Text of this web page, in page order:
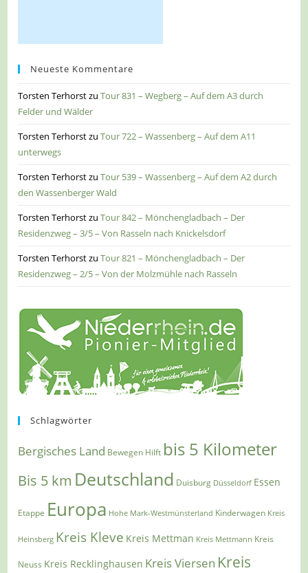
Neueste Kommentare
Torsten TerhorstzuTour 831 – Wegberg – Auf dem A3 durch
Felder und Wälder
Torsten TerhorstzuTour 722 – Wassenberg – Auf dem A11
unterwegs
Torsten TerhorstzuTour 539 – Wassenberg – Auf dem A2 durch
den Wassenberger Wald
Torsten TerhorstzuTour 842 – Mönchengladbach – Der
Residenzweg – 3/5 – Von Rasseln nach Knickelsdorf
Torsten TerhorstzuTour 821 – Mönchengladbach – Der
Residenzweg – 2/5 – Von der Molzmühle nach Rasseln
Schlagwörter
Bergisches Land Bewegen Hilft bis 5 Kilometer
Bis 5 km Deutschland Duisburg Düsseldorf Essen
Etappe Europa Hohe Mark-Westmünsterland Kinderwagen Kreis
Heinsberg Kreis Kleve Kreis Mettman Kreis Mettmann Kreis
Neuss Kreis Recklinghausen Kreis Viersen Kreis